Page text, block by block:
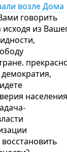
возле Дома
говорить
исходя из
населения